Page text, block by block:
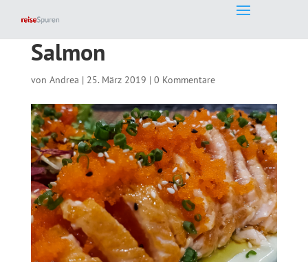
Salmon
von Andrea | 25. März 2019 | 0 Kommentare